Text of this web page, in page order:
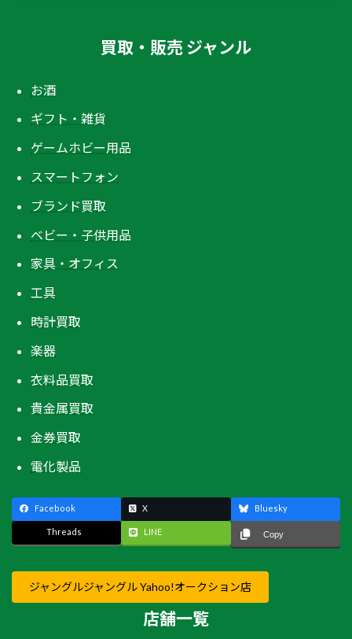
買取・販売 ジャンル
お酒
ギフト・雑貨
ゲームホビー用品
スマートフォン
ブランド買取
ベビー・子供用品
家具・オフィス
工具
時計買取
楽器
衣料品買取
貴金属買取
金券買取
電化製品
Facebook X Bluesky
Threads LINE Copy
ジャングルジャングル Yahoo!オークション店
店舗一覧